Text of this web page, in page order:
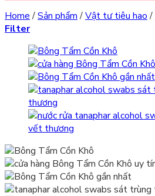
Home /Sản phẩm /Vật tư tiêu hao /
Filter